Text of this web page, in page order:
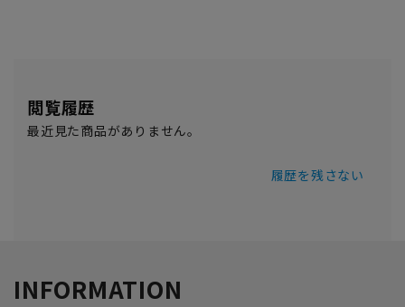
閲覧履歴
最近見た商品がありません。
履歴を残さない
INFORMATION